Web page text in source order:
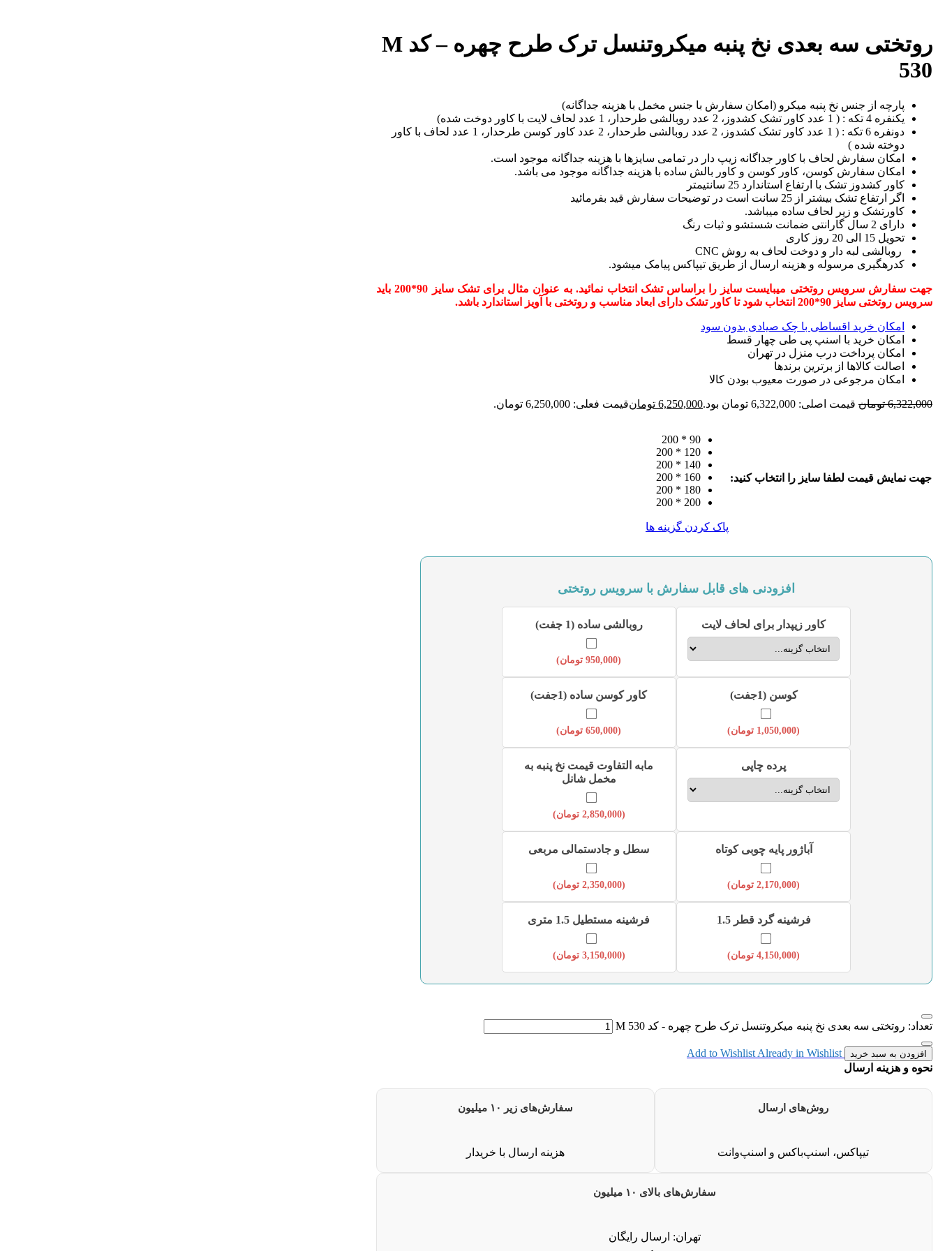
روتختی سه بعدی نخ پنبه میکروتنسل ترک طرح چهره – کد M
530
پارچه از جنس نخ پنبه میکرو (امکان سفارش با جنس مخمل با هزینه جداگانه)
یکنفره 4 تکه : ( 1 عدد کاور تشک کشدوز، 2 عدد روبالشی طرحدار، 1 عدد لحاف لایت با کاور دوخت شده)
دونفره 6 تکه : ( 1 عدد کاور تشک کشدوز، 2 عدد روبالشی طرحدار، 2 عدد کاور کوسن طرحدار، 1 عدد لحاف با کاور
دوخته شده )
امکان سفارش لحاف با کاور جداگانه زیپ دار در تمامی سایزها با هزینه جداگانه موجود است.
امکان سفارش کوسن، کاور کوسن و کاور بالش ساده با هزینه جداگانه موجود می باشد.
کاور کشدوز تشک با ارتفاع استاندارد 25 سانتیمتر
اگر ارتفاع تشک بیشتر از 25 سانت است در توضیحات سفارش قید بفرمائید
کاورتشک و زیر لحاف ساده میباشد.
دارای 2 سال گارانتی ضمانت شستشو و ثبات رنگ
تحویل 15 الی 20 روز کاری
روبالشی لبه دار و دوخت لحاف به روش CNC
کدرهگیری مرسوله و هزینه ارسال از طریق تیپاکس پیامک میشود.
جهت سفارش سرویس روتختی میبایست سایز را براساس تشک انتخاب نمائید. به عنوان مثال برای تشک سایز 90*200 باید
سرویس روتختی سایز 90*200 انتخاب شود تا کاور تشک دارای ابعاد مناسب و روتختی با آویز استاندارد باشد.
امکان خرید اقساطی با چک صیادی بدون سود
امکان خرید با اسنپ پی طی چهار قسط
امکان پرداخت درب منزل در تهران
اصالت کالاها از برترین برندها
امکان مرجوعی در صورت معیوب بودن کالا
6,322,000 تومان قیمت اصلی: 6,322,000 تومان بود. 6,250,000 تومانقیمت فعلی: 6,250,000 تومان.
جهت نمایش قیمت لطفا سایز را انتخاب کنید:
90 * 200
120 * 200
140 * 200
160 * 200
180 * 200
200 * 200
پاک کردن گزینه ها
افزودنی های قابل سفارش با سرویس روتختی
کاور زیپدار برای لحاف لایت روبالشی ساده (1 جفت)
(
950,000 تومان)
کوسن (1جفت)
(
1,050,000 تومان)
کاور کوسن ساده (1جفت)
(
650,000 تومان)
پرده چاپی
مابه التفاوت قیمت نخ پنبه به
مخمل شانل
(
2,850,000 تومان)
آباژور پایه چوبی کوتاه
(
2,170,000 تومان)
سطل و جادستمالی مربعی
(
2,350,000 تومان)
فرشینه گرد قطر 1.5
(
4,150,000 تومان)
فرشینه مستطیل 1.5 متری
(
3,150,000 تومان)
تعداد: روتختی سه بعدی نخ پنبه میکروتنسل ترک طرح چهره - کد M 530
افزودن به سبد خرید Add to Wishlist Already in Wishlist
نحوه و هزینه ارسال
روش‌های ارسال
تیپاکس، اسنپ‌باکس و اسنپ‌وانت
سفارش‌های زیر ۱۰ میلیون
هزینه ارسال با خریدار
سفارش‌های بالای ۱۰ میلیون
تهران: ارسال رایگان